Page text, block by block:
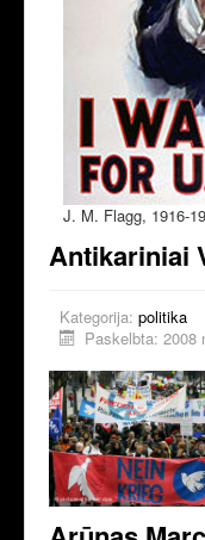
J. M.
Antikariniai
Kategorija: politika
Paskelbta: 2008